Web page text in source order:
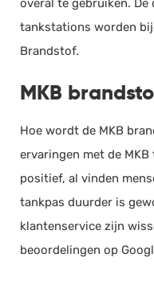
overal te gebruiken.
tankstations worden
Brandstof.
MKB
Hoe wordt de MKB
ervaringen met de
positief, al vinden
tankpas duurder is
klantenservice zijn
beoordelingen op